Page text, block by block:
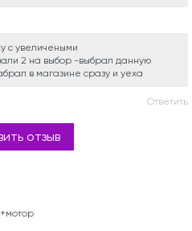
с увеличеными
2 на выбор -выбрал данную
в магазине сразу и уеха
Ответить
отзыв